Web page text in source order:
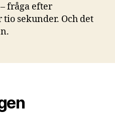
fråga efter
sekunder. Och det